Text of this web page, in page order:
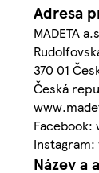
Adresa
MADETA
370 01
Česká
Facebook:
Název a